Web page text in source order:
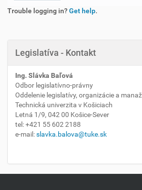
Trouble logging in?Get help.
Legislatíva - Kontakt
Ing. Slávka Baľová
Odbor legislatívno-právny
Oddelenie legislatívy, organizácie a
Technická univerzita v Košiciach
Letná 1/9, 042 00 Košice-Sever
tel: +421 55 602 2188
e-mail:slavka.balova@tuke.sk